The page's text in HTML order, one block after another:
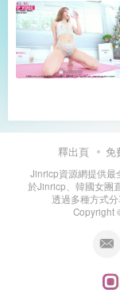
釋出頁 免
Jinricp資源網提供最
於Jinricp、韓國女團
透過多種方式分
Copyright